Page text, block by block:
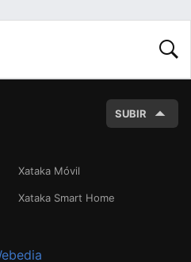
SUBIR
Xataka Móvil
Xataka Smart Home